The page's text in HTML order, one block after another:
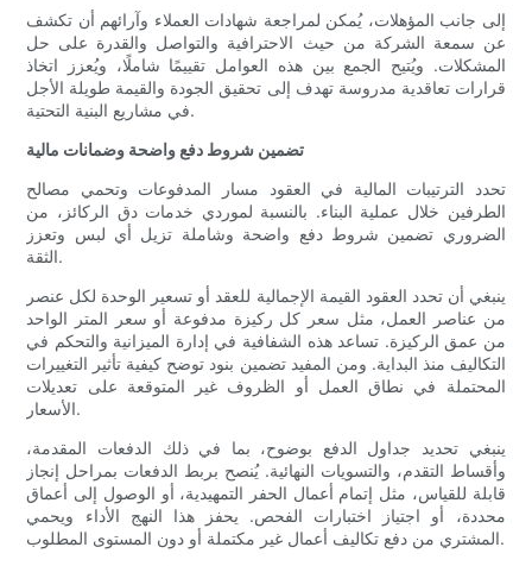
إلى جانب المؤهلات، يُمكن لمراجعة شهادات العملاء وآرائهم أن تكشف
عن سمعة الشركة من حيث الاحترافية والتواصل والقدرة على حل
المشكلات. ويُتيح الجمع بين هذه العوامل تقييمًا شاملًا، ويُعزز اتخاذ
قرارات تعاقدية مدروسة تهدف إلى تحقيق الجودة والقيمة طويلة الأجل
في مشاريع البنية التحتية.
تضمين شروط دفع واضحة وضمانات مالية
تحدد الترتيبات المالية في العقود مسار المدفوعات وتحمي مصالح
الطرفين خلال عملية البناء. بالنسبة لموردي خدمات دق الركائز، من
الضروري تضمين شروط دفع واضحة وشاملة تزيل أي لبس وتعزز
الثقة.
ينبغي أن تحدد العقود القيمة الإجمالية للعقد أو تسعير الوحدة لكل عنصر
من عناصر العمل، مثل سعر كل ركيزة مدفوعة أو سعر المتر الواحد
من عمق الركيزة. تساعد هذه الشفافية في إدارة الميزانية والتحكم في
التكاليف منذ البداية. ومن المفيد تضمين بنود توضح كيفية تأثير التغييرات
المحتملة في نطاق العمل أو الظروف غير المتوقعة على تعديلات
الأسعار.
ينبغي تحديد جداول الدفع بوضوح، بما في ذلك الدفعات المقدمة،
وأقساط التقدم، والتسويات النهائية. يُنصح بربط الدفعات بمراحل إنجاز
قابلة للقياس، مثل إتمام أعمال الحفر التمهيدية، أو الوصول إلى أعماق
محددة، أو اجتياز اختبارات الفحص. يحفز هذا النهج الأداء ويحمي
المشتري من دفع تكاليف أعمال غير مكتملة أو دون المستوى المطلوب.